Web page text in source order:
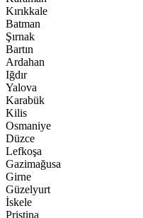
Kırıkkale
Batman
Şırnak
Bartın
Ardahan
Iğdır
Yalova
Karabük
Kilis
Osmaniye
Düzce
Lefkoşa
Gazimağusa
Girne
Güzelyurt
İskele
Pristina